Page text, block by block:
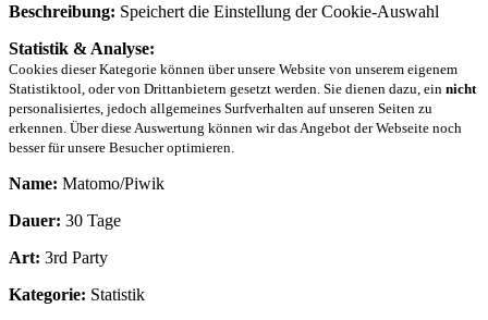
Beschreibung: Speichert die Einstellung der Cookie-Auswahl
Statistik & Analyse:
Cookies dieser Kategorie können über unsere Website von unserem eigenem
Statistiktool, oder von Drittanbietern gesetzt werden. Sie dienen dazu, ein nicht
personalisiertes, jedoch allgemeines Surfverhalten auf unseren Seiten zu
erkennen. Über diese Auswertung können wir das Angebot der Webseite noch
besser für unsere Besucher optimieren.
Name: Matomo/Piwik
Dauer: 30 Tage
Art: 3rd Party
Kategorie: Statistik